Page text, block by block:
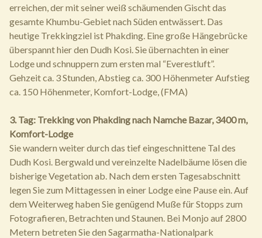
erreichen, der mit seiner weiß schäumenden Gischt das
gesamte Khumbu-Gebiet nach Süden entwässert. Das
heutige Trekkingziel ist Phakding. Eine große Hängebrücke
überspannt hier den Dudh Kosi. Sie übernachten in einer
Lodge und schnuppern zum ersten mal “Everestluft”.
Gehzeit ca. 3 Stunden, Abstieg ca. 300 Höhenmeter Aufstieg
ca. 150 Höhenmeter, Komfort-Lodge, (FMA)
3. Tag: Trekking von Phakding nach Namche Bazar, 3400 m,
Komfort-Lodge
Sie wandern weiter durch das tief eingeschnittene Tal des
Dudh Kosi. Bergwald und vereinzelte Nadelbäume lösen die
bisherige Vegetation ab. Nach dem ersten Tagesabschnitt
legen Sie zum Mittagessen in einer Lodge eine Pause ein. Auf
dem Weiterweg haben Sie genügend Muße für Stopps zum
Fotografieren, Betrachten und Staunen. Bei Monjo auf 2800
Metern betreten Sie den Sagarmatha-Nationalpark